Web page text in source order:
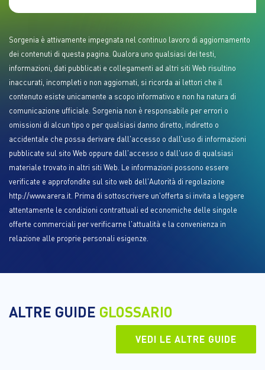
Sorgenia è attivamente impegnata nel continuo lavoro di aggiornamento
dei contenuti di questa pagina. Qualora uno qualsiasi dei testi,
informazioni, dati pubblicati e collegamenti ad altri siti Web risultino
inaccurati, incompleti o non aggiornati, si ricorda ai lettori che il
contenuto esiste unicamente a scopo informativo e non ha natura di
comunicazione ufficiale. Sorgenia non è responsabile per errori o
omissioni di alcun tipo o per qualsiasi danno diretto, indiretto o
accidentale che possa derivare dall'accesso o dall'uso di informazioni
pubblicate sul sito Web oppure dall'accesso o dall'uso di qualsiasi
materiale trovato in altri siti Web. Le informazioni possono essere
verificate e approfondite sul sito web dell'Autorità di regolazione
http://www.arera.it. Prima di sottoscrivere un'offerta si invita a leggere
attentamente le condizioni contrattuali ed economiche delle singole
offerte commerciali per verificarne l'attualità e la convenienza in
relazione alle proprie personali esigenze.
ALTRE GUIDE GLOSSARIO
VEDI LE ALTRE GUIDE